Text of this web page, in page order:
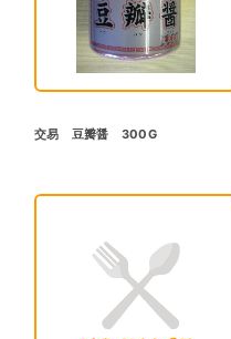
交易 豆瓣醤 300G